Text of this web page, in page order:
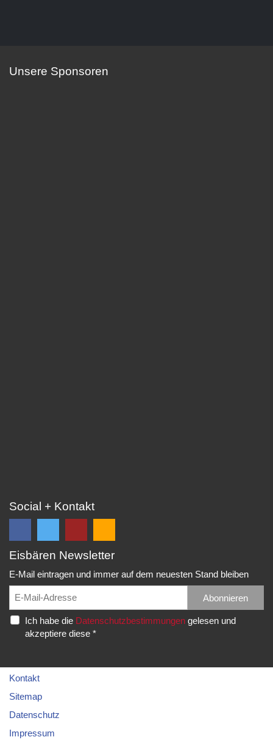
Unsere Sponsoren
Social + Kontakt
Folge
auf
Facebook
und
erhalte
die
Folge
auf
Twitter
und
erhalte
die
EC
Eppelheim
Rudolf-
Diesel-
Str.
Eppelheim
Falls
unsere
Spielberichte,
etc.
Eisbären Newsletter
E-Mail eintragen und immer auf dem neuesten Stand bleiben
Abonnieren
Ich habe die Datenschutzbestimmungengelesen und
akzeptiere diese *
Kontakt
Sitemap
Datenschutz
Impressum